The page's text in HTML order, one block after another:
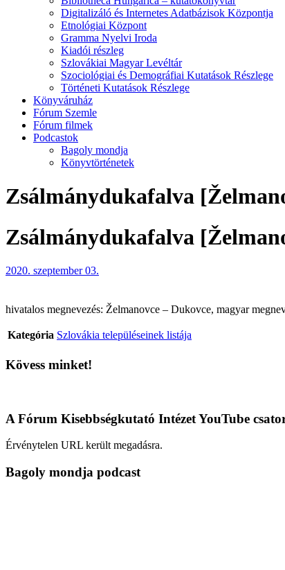
Digitalizáló és Internetes Adatbázisok Központja
Etnológiai Központ
Gramma Nyelvi Iroda
Kiadói részleg
Szlovákiai Magyar Levéltár
Szociológiai és Demográfiai Kutatások Részlege
Történeti Kutatások Részlege
Könyváruház
Fórum Szemle
Fórum filmek
Podcastok
Bagoly mondja
Könyvtörténetek
Zsálmánydukafalva
Zsálmánydukafalva
2020. szeptember 03.
hivatalos megnevezés: Želmanovce – Dukovce, magyar
Kategória Szlovákia településeinek listája
Kövess minket!
A Fórum Kisebbségkutató Intézet YouTube
Érvénytelen URL került megadásra.
Bagoly mondja podcast